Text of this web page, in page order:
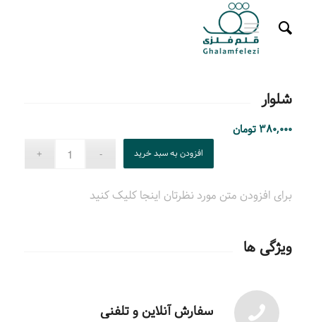
شلوار
۳۸۰,۰۰۰ تومان
افزودن به سبد خرید
برای افزودن متن مورد نظرتان اینجا کلیک کنید
ویژگی ها
سفارش آنلاین و تلفنی